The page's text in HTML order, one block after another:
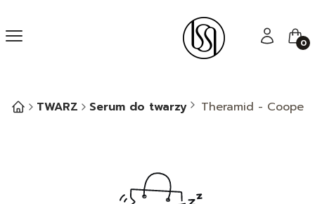
Menu Zaloguj się
TWARZ Serum do twarzy Theramid - Cooper